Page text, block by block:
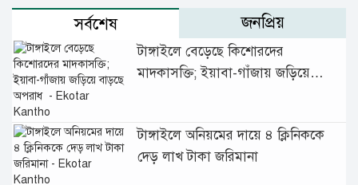
সর্বশেষ জনপ্রিয়
টাঙ্গাইলে বেড়েছে কিশোরদের
মাদকাসক্তি; ইয়াবা-গাঁজায় জড়িয়ে
টাঙ্গাইলে অনিয়মের দায়ে ৪ ক্লিনিককে
দেড় লাখ টাকা জরিমানা